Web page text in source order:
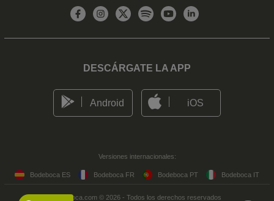
DESCÁRGATE LA APP
Android iOS
Versiones internacionales:
Bodeboca ES Bodeboca FR Bodeboca PT Bodeboca IT
Bodeboca.com © 2026 - Todos los derechos reservados